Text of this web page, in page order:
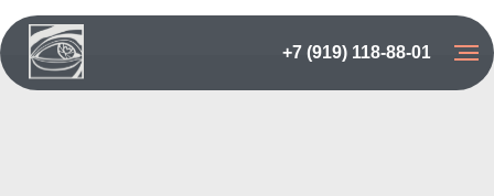
+7 (919) 118-88-01